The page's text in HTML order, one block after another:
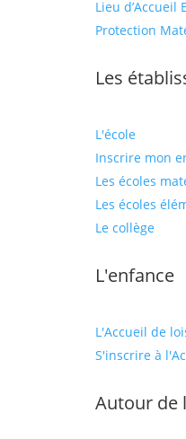
Lieu d’Accueil
Protection
Les
L'école
Inscrire mon
Les écoles
Les écoles
Le collège
L'enfance
L'Accueil de
S'inscrire à
Autour de